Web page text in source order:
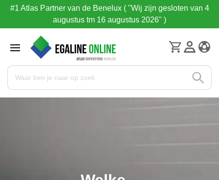
#1 Atlas Partner van de Benelux ( "Wij zijn gesloten van 4
augustus tm 16 augustus 2026" )